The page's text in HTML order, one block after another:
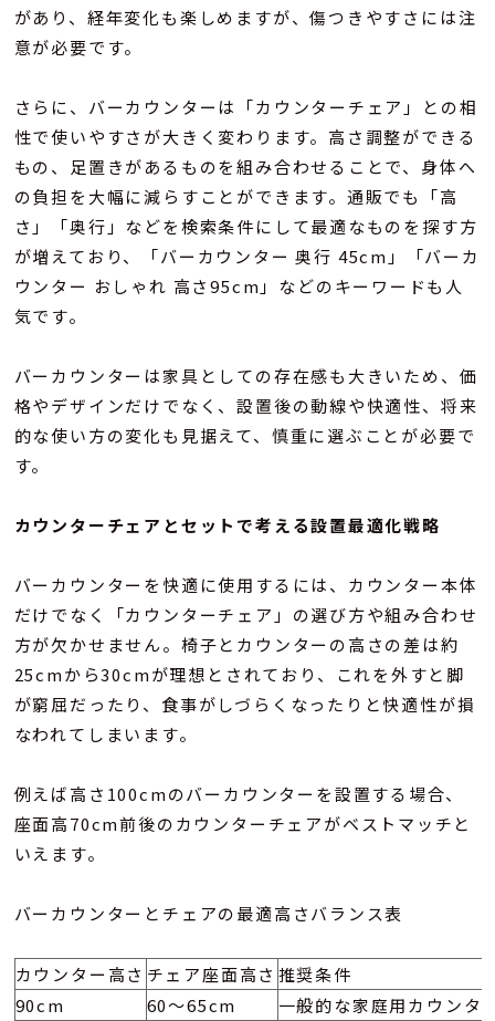
があり、経年変化も楽しめますが、傷つきやすさには注
意が必要です。
さらに、バーカウンターは「カウンターチェア」との相
性で使いやすさが大きく変わります。高さ調整ができる
もの、足置きがあるものを組み合わせることで、身体へ
の負担を大幅に減らすことができます。通販でも「高
さ」「奥行」などを検索条件にして最適なものを探す方
が増えており、「バーカウンター 奥行 45cm」「バーカ
ウンター おしゃれ 高さ95cm」などのキーワードも人
気です。
バーカウンターは家具としての存在感も大きいため、価
格やデザインだけでなく、設置後の動線や快適性、将来
的な使い方の変化も見据えて、慎重に選ぶことが必要で
す。
カウンターチェアとセットで考える設置最適化戦略
バーカウンターを快適に使用するには、カウンター本体
だけでなく「カウンターチェア」の選び方や組み合わせ
方が欠かせません。椅子とカウンターの高さの差は約
25cmから30cmが理想とされており、これを外すと脚
が窮屈だったり、食事がしづらくなったりと快適性が損
なわれてしまいます。
例えば高さ100cmのバーカウンターを設置する場合、
座面高70cm前後のカウンターチェアがベストマッチと
いえます。
バーカウンターとチェアの最適高さバランス表
カウンター高さ チェア座面高さ 推
90cm
60〜65cm
一般的な家庭用カウンタ